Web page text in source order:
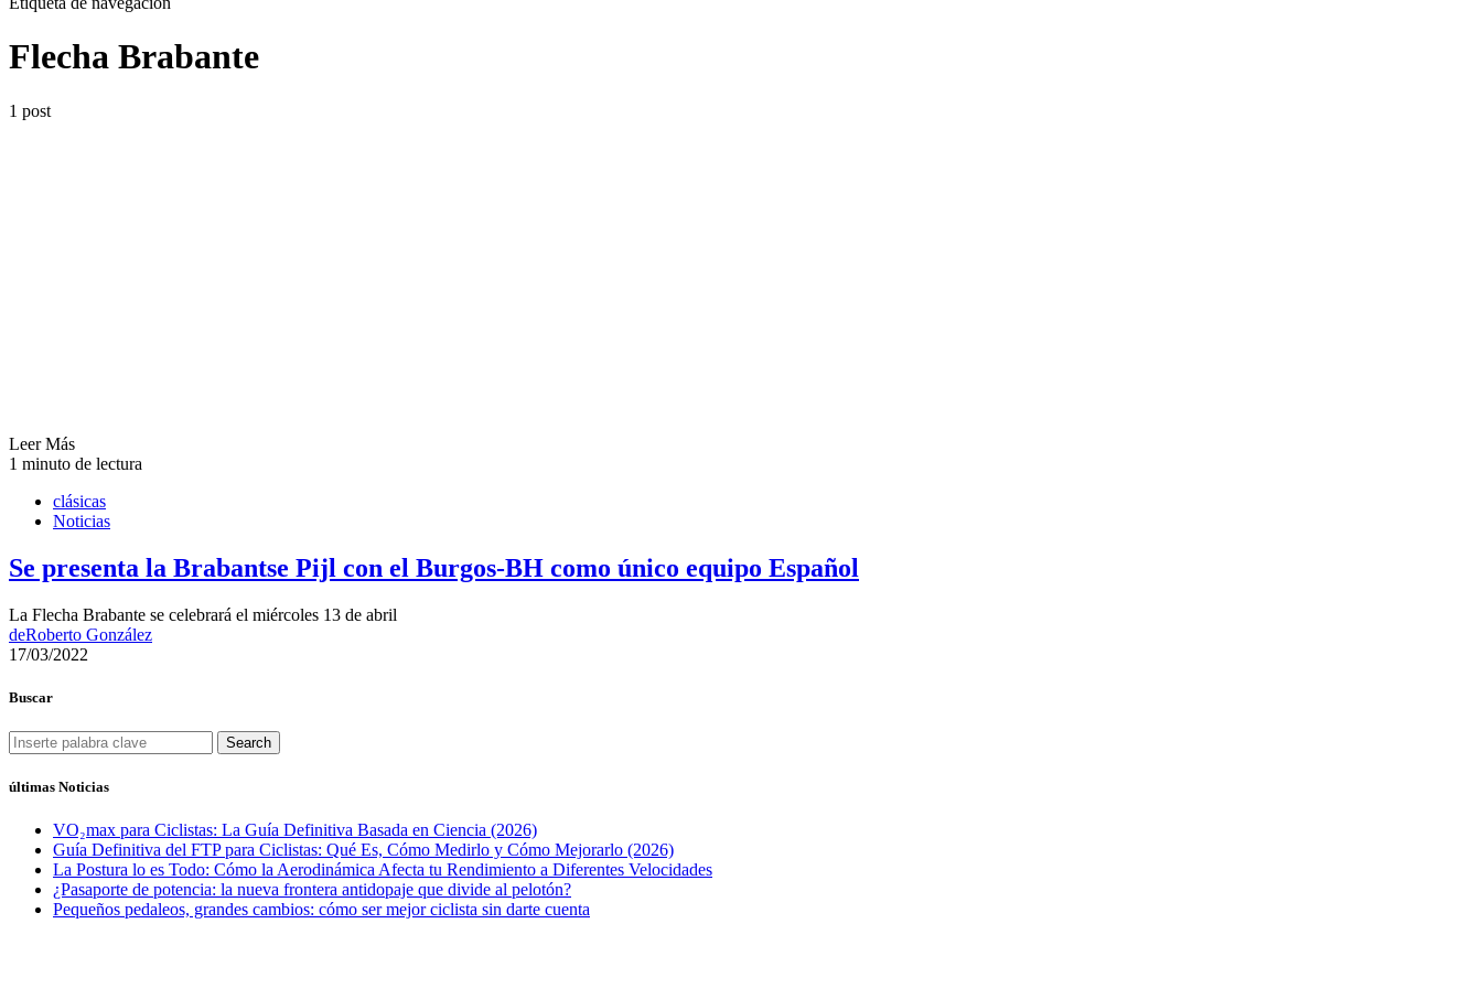
Flecha Brabante
1 post
Leer Más
1 minuto de lectura
clásicas
Noticias
Se presenta la Brabantse Pijl con el Burgos-BH como único equipo Español
La Flecha Brabante se celebrará el miércoles 13 de abril
deRoberto González
17/03/2022
Buscar
Search
últimas Noticias
VO₂max para Ciclistas: La Guía Definitiva Basada en Ciencia (2026)
Guía Definitiva del FTP para Ciclistas: Qué Es, Cómo Medirlo y Cómo Mejorarlo (2026)
La Postura lo es Todo: Cómo la Aerodinámica Afecta tu Rendimiento a Diferentes Velocidades
¿Pasaporte de potencia: la nueva frontera antidopaje que divide al pelotón?
Pequeños pedaleos, grandes cambios: cómo ser mejor ciclista sin darte cuenta